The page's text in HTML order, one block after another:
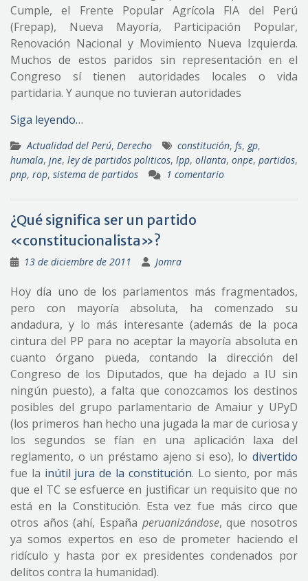
Cumple, el Frente Popular Agrícola FIA del Perú
(Frepap), Nueva Mayoría, Participación Popular,
Renovación Nacional y Movimiento Nueva Izquierda.
Muchos de estos paridos sin representación en el
Congreso sí tienen autoridades locales o vida
partidaria. Y aunque no tuvieran autoridades
Siga leyendo…
Actualidad del Perú, Derecho constitución, fs, gp,
humala, jne, ley de partidos politicos, lpp, ollanta, onpe, partidos,
pnp, rop, sistema de partidos 1 comentario
¿Qué significa ser un partido
«constitucionalista»?
13 de diciembre de 2011 Jomra
Hoy día uno de los parlamentos más fragmentados,
pero con mayoría absoluta, ha comenzado su
andadura, y lo más interesante (además de la poca
cintura del PP para no aceptar la mayoría absoluta en
cuanto órgano pueda, contando la dirección del
Congreso de los Diputados, que ha dejado a IU sin
ningún puesto), a falta que conozcamos los destinos
posibles del grupo parlamentario de Amaiur y UPyD
(los primeros han hecho una jugada la mar de curiosa y
los segundos se fían en una aplicación laxa del
reglamento, o un préstamo ajeno si eso), lo divertido
fue la inútil jura de la constitución. Lo siento, por más
que el TC se esfuerce en justificar un requisito que no
está en la Constitución. Esta vez fue más circo que
otros años (ahí, España peruanizándose, que nosotros
ya somos expertos en eso de prometer haciendo el
ridículo y hasta por ex presidentes condenados por
delitos contra la humanidad).